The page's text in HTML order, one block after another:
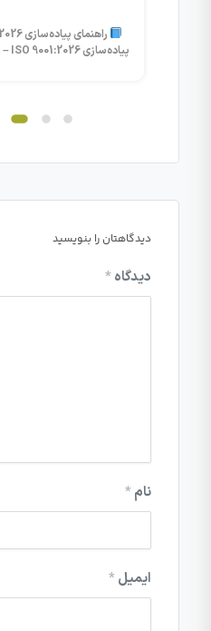
راهنمای پیاده‌سازی ISO 9001:2026
پیاده‌سازی ISO 9001:2026 – تدوین توسط...
دیدگاهتان را بنویسید
دیدگاه*
نام*
ایمیل*